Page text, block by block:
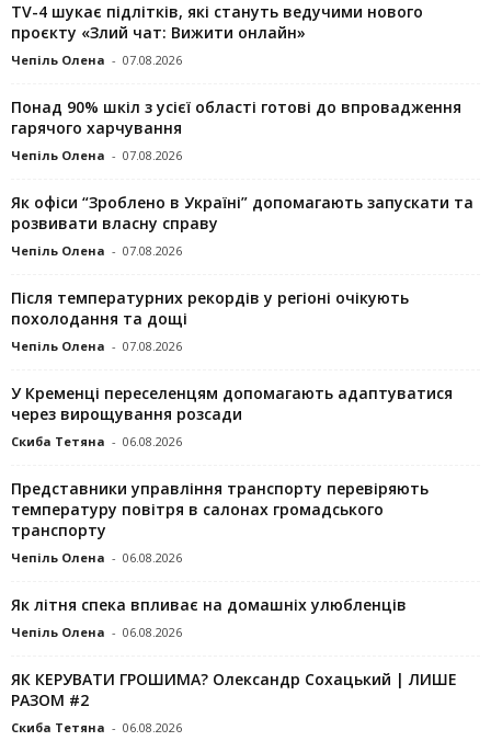
TV-4 шукає підлітків, які стануть ведучими нового
проєкту «Злий чат: Вижити онлайн»
Чепіль Олена - 07.08.2026
Понад 90% шкіл з усієї області готові до впровадження
гарячого харчування
Чепіль Олена - 07.08.2026
Як офіси “Зроблено в Україні” допомагають запускaти та
розвивати власну справу
Чепіль Олена - 07.08.2026
Після температурних рекордів у регіоні очікують
похолодання та дощі
Чепіль Олена - 07.08.2026
У Кременці переселенцям допомагають адаптуватися
через вирощування розсади
Скиба Тетяна - 06.08.2026
Представники управління транспорту перевіряють
температуру повітря в салонах громадського
транспорту
Чепіль Олена - 06.08.2026
Як літня спека впливає на домашніх улюбленців
Чепіль Олена - 06.08.2026
ЯК КЕРУВАТИ ГРОШИМА? Олександр Сохацький | ЛИШЕ
РАЗОМ #2
Скиба Тетяна - 06.08.2026